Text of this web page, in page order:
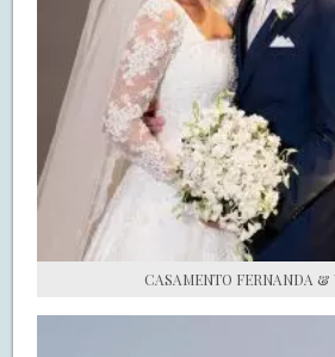
CASAMENTO FERNANDA &